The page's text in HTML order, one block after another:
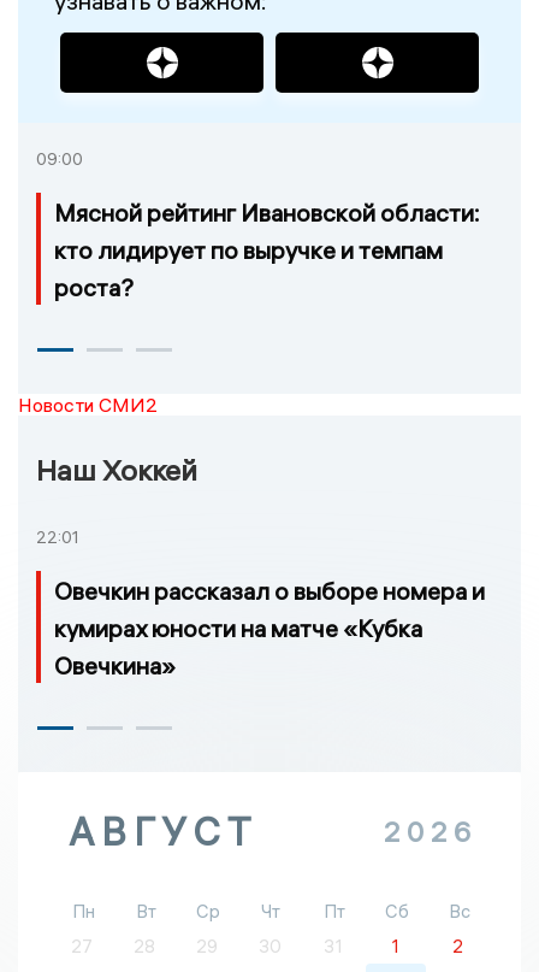
09:00
Мясной рейтинг Ивановской области:
кто лидирует по выручке и темпам
роста?
Новости СМИ2
Наш Хоккей
22:01
Овечкин рассказал о выборе номера и
кумирах юности на матче «Кубка
Овечкина»
АВГУСТ 2026
Пн Вт Ср Чт Пт Сб
Вс
27
28 29 30 31 1
2